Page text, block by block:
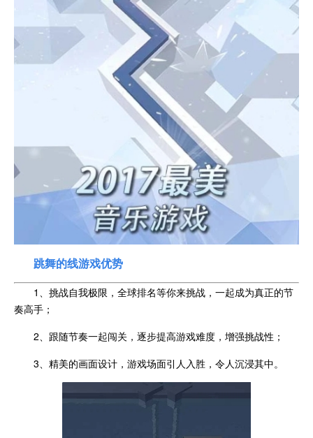
跳舞的线游戏优势
1、挑战自我极限，全球排名等你来挑战，一起成为真正的节
奏高手；
2、跟随节奏一起闯关，逐步提高游戏难度，增强挑战性；
3、精美的画面设计，游戏场面引人入胜，令人沉浸其中。